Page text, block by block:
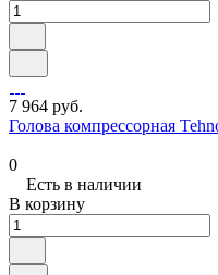
7 964 руб.
Голова компрессорная
0
Есть в наличии
В корзину